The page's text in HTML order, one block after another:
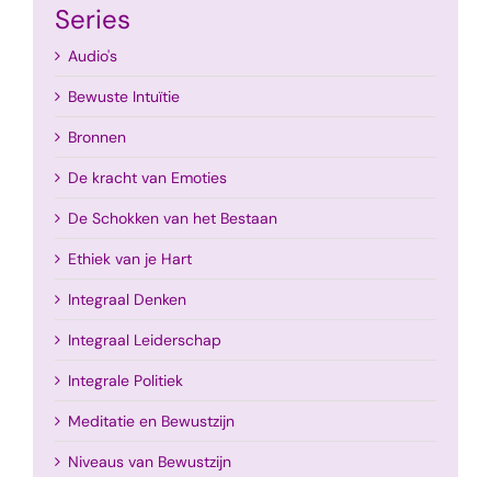
Series
Audio's
Bewuste Intuïtie
Bronnen
De kracht van Emoties
De Schokken van het Bestaan
Ethiek van je Hart
Integraal Denken
Integraal Leiderschap
Integrale Politiek
Meditatie en Bewustzijn
Niveaus van Bewustzijn